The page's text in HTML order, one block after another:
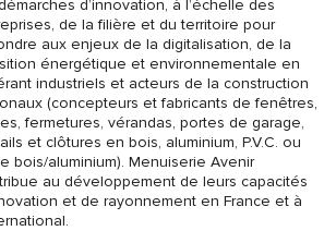
d’innovation, à l’échelle des
de la filière et du territoire pour
aux enjeux de la digitalisation, de la
énergétique et environnementale en
industriels et acteurs de la construction
(concepteurs et fabricants de fenêtres,
fermetures, vérandas, portes de garage,
et clôtures en bois, aluminium, P.V.C. ou
bois/aluminium). Menuiserie Avenir
au développement de leurs capacités
et de rayonnement en France et à